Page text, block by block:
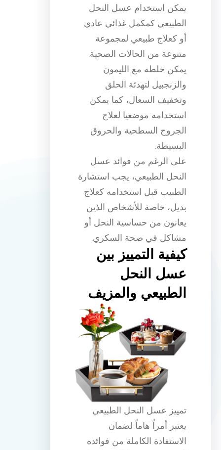
يمكن استخدام عسل النحل
الطبيعي كمكمل غذائي عادي
أو كعلاج طبيعي لمجموعة
متنوعة من الحالات الصحية.
يمكن خلطه مع الليمون
والزنجبيل لتهدئة الحلق
وتخفيف السعال، كما يمكن
استخدامه موضعيا لعلاج
الجروح السطحية والحروق
البسيطة.
على الرغم من فوائد عسل
النحل الطبيعي، يجب استشارة
الطبيب قبل استخدامه كعلاج
بديل، خاصة للأشخاص الذين
يعانون من حساسية النحل أو
مشاكل في صحة السكري.
كيفية التمييز بين
عسل النحل
الطبيعي والمزيف
تمييز عسل النحل الطبيعي
يعتبر أمراً هاماً لضمان
الاستفادة الكاملة من فوائده